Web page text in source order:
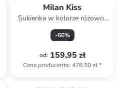
Milan Kiss
Sukienka w kolorze różowo-
bordowym
-66%
od: 159,95 zł
Cena producenta: 478,50 zł*